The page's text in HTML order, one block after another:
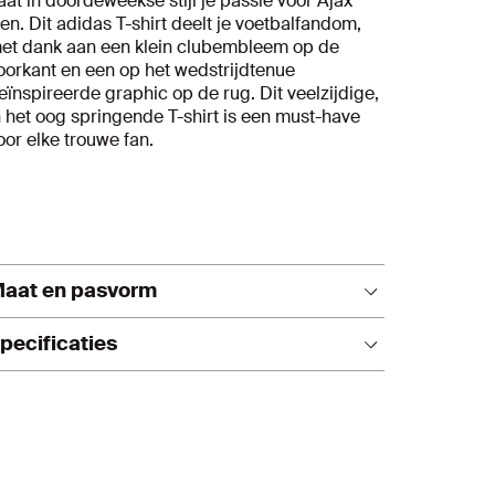
Dit adidas T-shirt deelt je voetbalfandom,
dank aan een klein clubembleem op de
en een op het wedstrijdtenue
graphic op de rug. Dit veelzijdige,
het oog springende T-shirt is een must-have
elke trouwe fan.
en pasvorm
te bestellen.